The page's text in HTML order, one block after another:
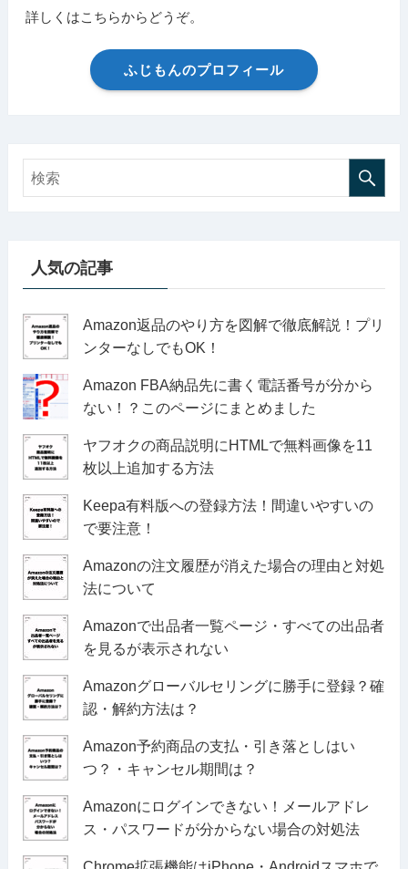
詳しくはこちらからどうぞ。
ふじもんのプロフィール
人気の記事
Amazon返品のやり方を図解で徹底解説！プリ
ンターなしでもOK！
Amazon FBA納品先に書く電話番号が分から
ない！？このページにまとめました
ヤフオクの商品説明にHTMLで無料画像を11
枚以上追加する方法
Keepa有料版への登録方法！間違いやすいの
で要注意！
Amazonの注文履歴が消えた場合の理由と対処
法について
Amazonで出品者一覧ページ・すべての出品者
を見るが表示されない
Amazonグローバルセリングに勝手に登録？確
認・解約方法は？
Amazon予約商品の支払・引き落としはい
つ？・キャンセル期間は？
Amazonにログインできない！メールアドレ
ス・パスワードが分からない場合の対処法